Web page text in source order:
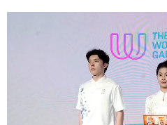
思客智库
科创
书画
视频